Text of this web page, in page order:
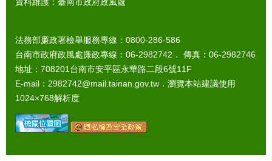
資料維護：臺南市政府政風處
法務部廉政署檢舉服務專線：0800-286-586
台南市政府政風處廉政專線：06-2982742． 傳真：06-2982746
地址：708201台南市安平區永華路二段6號11F
E-mail：2982742@mail.tainan.gov.tw．瀏覽本站建議使用
1024×768解析度